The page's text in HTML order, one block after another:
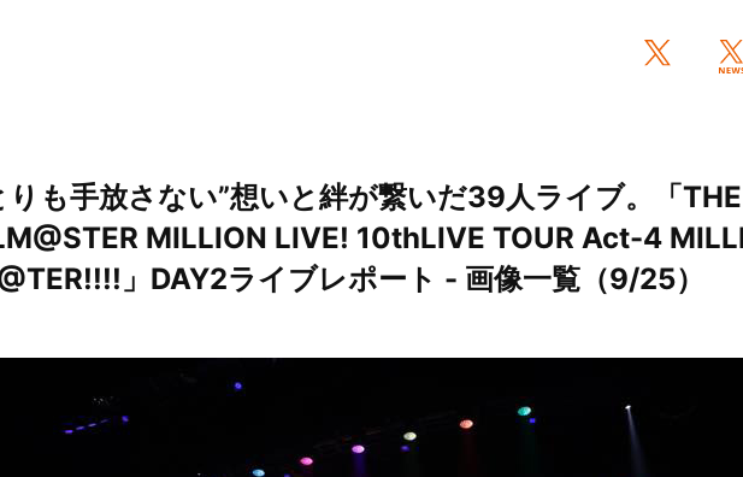
りも手放さない”想いと絆が繋いだ39人ライブ。「THE
MILLION LIVE! 10thLIVE TOUR Act-4
」DAY2ライブレポート - 画像一覧（9/25）